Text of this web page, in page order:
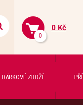
0
0 Kč
DÁRKOVÉ ZBOŽÍ